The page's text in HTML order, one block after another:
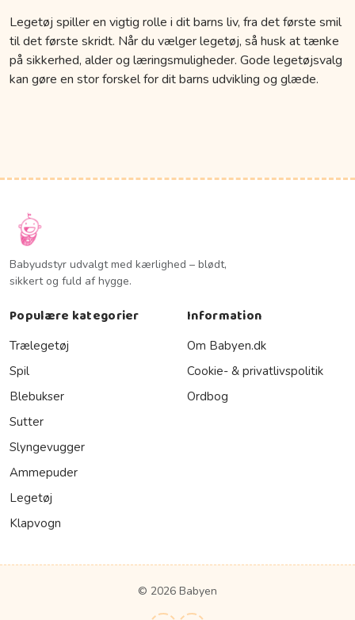
Legetøj spiller en vigtig rolle i dit barns liv, fra det første smil
til det første skridt. Når du vælger legetøj, så husk at tænke
på sikkerhed, alder og læringsmuligheder. Gode legetøjsvalg
kan gøre en stor forskel for dit barns udvikling og glæde.
Babyudstyr udvalgt med kærlighed – blødt,
sikkert og fuld af hygge.
Populære kategorier
Trælegetøj
Spil
Blebukser
Sutter
Slyngevugger
Ammepuder
Legetøj
Klapvogn
Information
Om Babyen.dk
Cookie- & privatlivspolitik
Ordbog
© 2026 Babyen